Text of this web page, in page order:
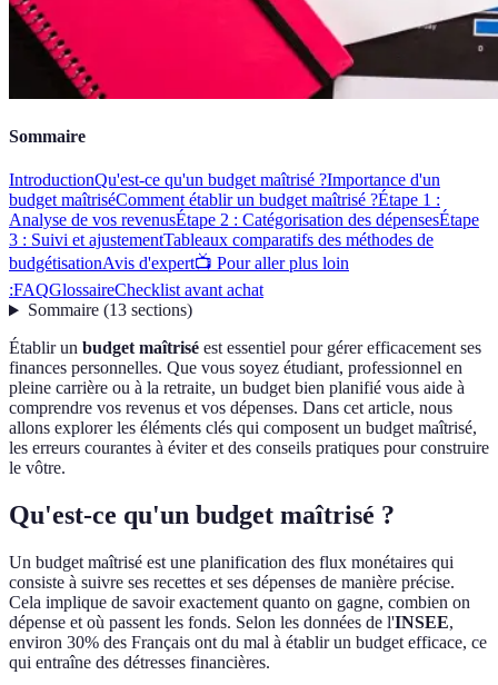
Sommaire
IntroductionQu'est-ce qu'un budget maîtrisé ?Importance d'un
budget maîtriséComment établir un budget maîtrisé ?Étape 1 :
Analyse de vos revenusÉtape 2 : Catégorisation des dépensesÉtape
3 : Suivi et ajustementTableaux comparatifs des méthodes de
budgétisationAvis d'expert📺 Pour aller plus loin
:FAQGlossaireChecklist avant achat
Sommaire(13 sections)
Établir un budget maîtrisé est essentiel pour gérer efficacement ses
finances personnelles. Que vous soyez étudiant, professionnel en
pleine carrière ou à la retraite, un budget bien planifié vous aide à
comprendre vos revenus et vos dépenses. Dans cet article, nous
allons explorer les éléments clés qui composent un budget maîtrisé,
les erreurs courantes à éviter et des conseils pratiques pour construire
le vôtre.
Qu'est-ce qu'un budget maîtrisé ?
Un budget maîtrisé est une planification des flux monétaires qui
consiste à suivre ses recettes et ses dépenses de manière précise.
Cela implique de savoir exactement quanto on gagne, combien on
dépense et où passent les fonds. Selon les données de l'INSEE,
environ 30% des Français ont du mal à établir un budget efficace, ce
qui entraîne des détresses financières.